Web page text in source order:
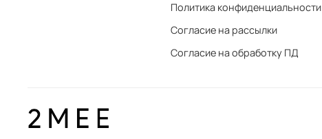
Политика конфиденциальности
Согласие на рассылки
Согласие на обработку ПД